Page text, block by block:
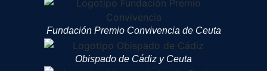
Fundación Premio Convivencia de Ceuta
Obispado de Cádiz y Ceuta